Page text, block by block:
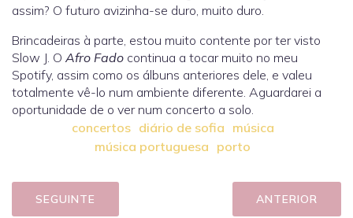
assim? O futuro avizinha-se duro, muito duro.
Brincadeiras à parte, estou muito contente por ter visto
Slow J. O Afro Fado continua a tocar muito no meu
Spotify, assim como os álbuns anteriores dele, e valeu
totalmente vê-lo num ambiente diferente. Aguardarei a
oportunidade de o ver num concerto a solo.
concertos diário de sofia música
música portuguesa porto
SEGUINTE ANTERIOR